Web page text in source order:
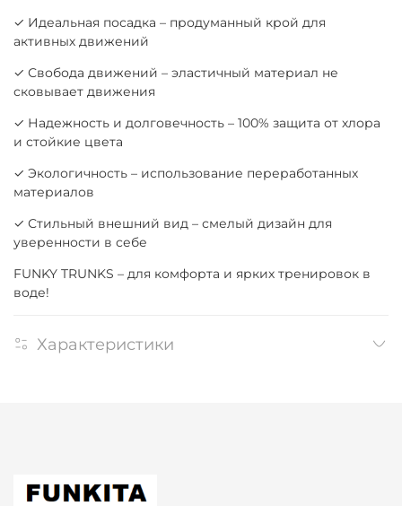
✓ Идеальная посадка – продуманный крой для
активных движений
✓ Свобода движений – эластичный материал не
сковывает движения
✓ Надежность и долговечность – 100% защита от хлора
и стойкие цвета
✓ Экологичность – использование переработанных
материалов
✓ Стильный внешний вид – смелый дизайн для
уверенности в себе
FUNKY TRUNKS – для комфорта и ярких тренировок в
воде!
Характеристики